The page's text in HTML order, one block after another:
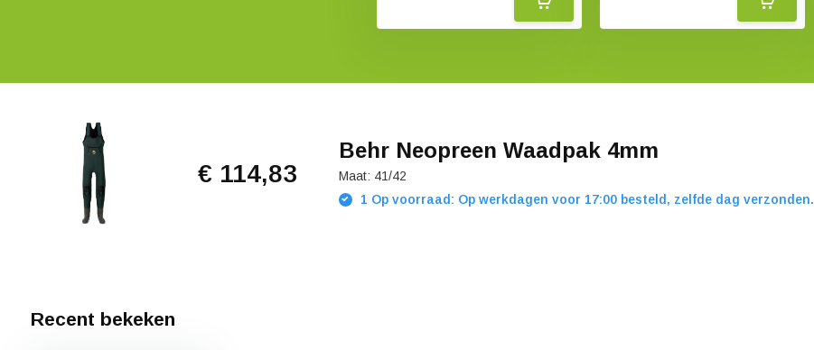
€ 114,83
Behr Neopreen Waadpak 4mm
Maat: 41/42
1 Op voorraad: Op werkdagen voor 17:00 besteld, zelfde dag verzonden.
Recent bekeken